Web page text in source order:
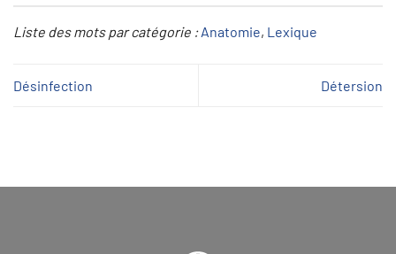
Liste des mots par catégorie : Anatomie, Lexique
Désinfection Détersion